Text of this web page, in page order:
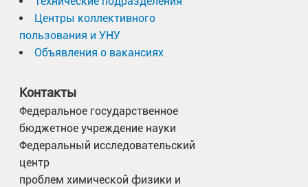
Центры коллективного
пользования и УНУ
Объявления о вакансиях
Контакты
Федеральное государственное
бюджетное учреждение науки
Федеральный исследовательский
центр
проблем химической физики и